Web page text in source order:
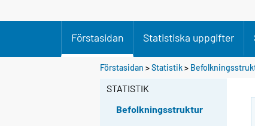
Förstasidan Statistiska uppgifter
Förstasidan >Statistik>
STATISTIK
Befolkningsstruktur